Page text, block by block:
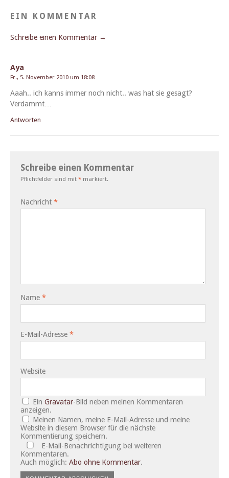
EIN KOMMENTAR
Schreibe einen Kommentar →
Aya
Fr., 5. November 2010 um 18:08
Aaah.. ich kanns immer noch nicht.. was hat sie gesagt?
Verdammt…
Antworten
Schreibe einen Kommentar
Pflichtfelder sind mit * markiert.
Nachricht *
Name *
E-Mail-Adresse *
Website
EinGravatar-Bild neben meinen Kommentaren
anzeigen.
Meinen Namen, meine E-Mail-Adresse und meine
Website in diesem Browser für die nächste
Kommentierung speichern.
E-Mail-Benachrichtigung bei weiteren
Kommentaren.
Auch möglich: Abo ohne Kommentar.